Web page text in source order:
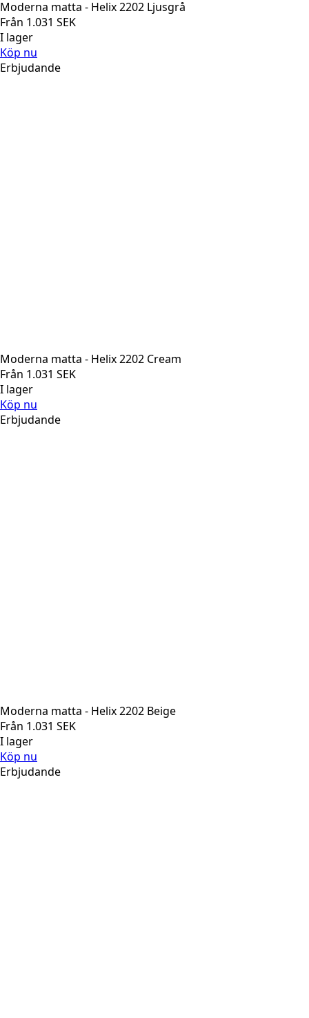
Moderna matta - Helix 2202 Ljusgrå
Från 1.031 SEK
I lager
Köp nu
Erbjudande
Moderna matta - Helix 2202 Cream
Från 1.031 SEK
I lager
Köp nu
Erbjudande
Moderna matta - Helix 2202 Beige
Från 1.031 SEK
I lager
Köp nu
Erbjudande